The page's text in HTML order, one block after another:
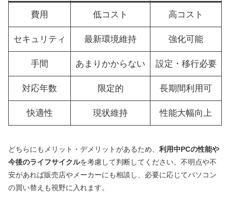
費用 低コスト 高コスト
セキュリティ 最新環境維持 強化可能
手間 あまりかからない 設定・移行必要
対応年数 限定的 長期間利用可
快適性 現状維持 性能大幅向上
どちらにもメリット・デメリットがあるため、 利用中PCの性能や
今後のライフサイクルを考慮して判断してください。不明点や不
安があれば販売店やメーカーにも相談し、必要に応じてパソコン
の買い替えも視野に入れます。